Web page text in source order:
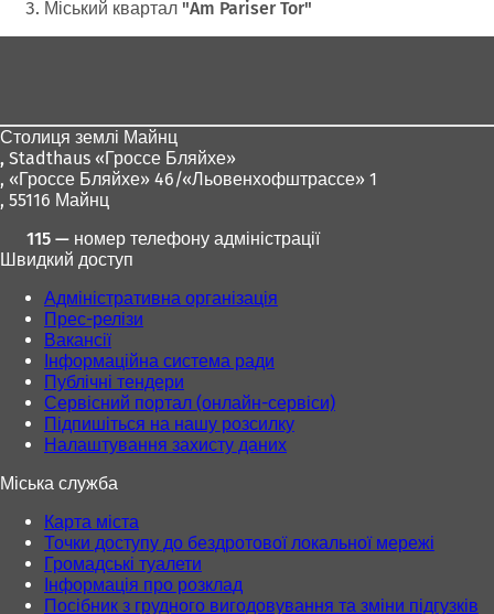
Міський квартал "Am Pariser Tor"
Столиця землі Майнц
, Stadthaus «Гроссе Бляйхе»
, «Гроссе Бляйхе» 46/«Льовенхофштрассе» 1
, 55116 Майнц
115 — номер телефону адміністрації
Швидкий доступ
Адміністративна організація
Прес-релізи
Вакансії
Інформаційна система ради
Публічні тендери
Сервісний портал (онлайн-сервіси)
Підпишіться на нашу розсилку
Налаштування захисту даних
Міська служба
Карта міста
Точки доступу до бездротової локальної мережі
Громадські туалети
Інформація про розклад
Посібник з грудного вигодовування та зміни підгузків